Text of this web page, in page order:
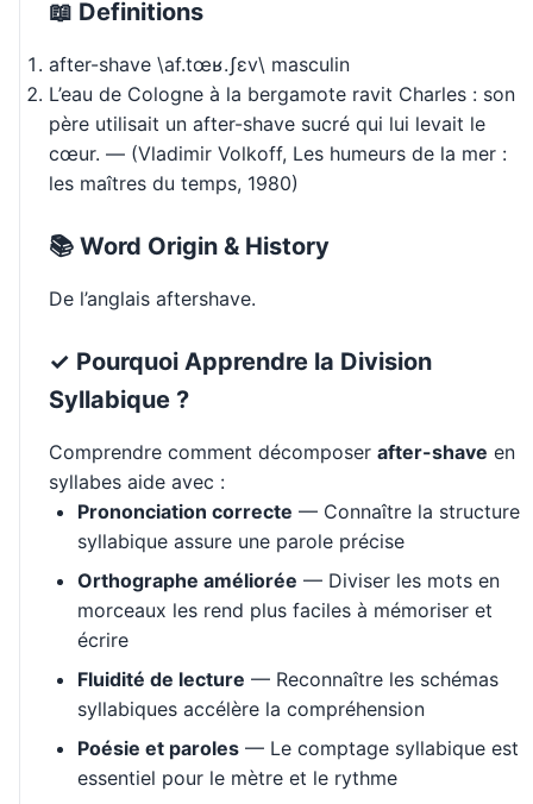
📖 Definitions
after-shave \af.tœʁ.ʃɛv\ masculin
L’eau de Cologne à la bergamote ravit Charles : son
père utilisait un after-shave sucré qui lui levait le
cœur. — (Vladimir Volkoff, Les humeurs de la mer :
les maîtres du temps, 1980)
📚 Word Origin & History
De l’anglais aftershave.
✓ Pourquoi Apprendre la Division
Syllabique ?
Comprendre comment décomposer after-shave en
syllabes aide avec :
Prononciation correcte — Connaître la structure
syllabique assure une parole précise
Orthographe améliorée — Diviser les mots en
morceaux les rend plus faciles à mémoriser et
écrire
Fluidité de lecture — Reconnaître les schémas
syllabiques accélère la compréhension
Poésie et paroles — Le comptage syllabique est
essentiel pour le mètre et le rythme